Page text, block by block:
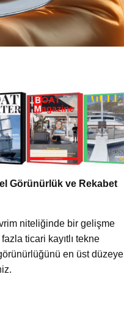
Görünürlük ve Rekabet
niteliğinde bir gelişme
ticari kayıtlı tekne
en üst düzeye